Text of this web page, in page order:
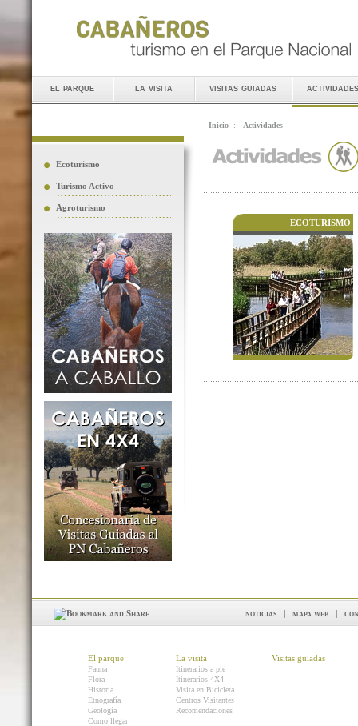
el parque la visita visitas guiadas actividades
Ecoturismo
Turismo Activo
Agroturismo
Inicio :: Actividades
ECOTURISMO
noticias | mapa web |
El parque
Fauna
Flora
Historia
Etnografía
Geología
Como llegar
La visita
Itinerarios a pie
Itinerarios 4X4
Visita en Bicicleta
Centros Visitantes
Recomendaciones
Visitas guiadas